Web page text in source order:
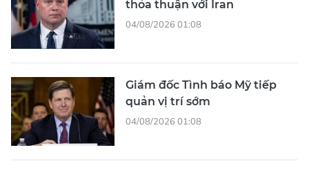
thỏa thuận với Iran
04/08/2026 01:08
Giám đốc Tình báo Mỹ tiếp
quản vị trí sớm
04/08/2026 01:08